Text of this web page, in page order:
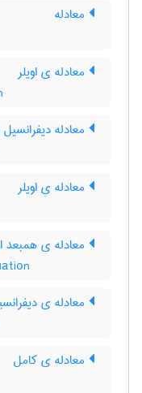
معادله
معادله ی اویلر
معادله دیفرانسیل
معادله ی اویلر
معادله ی همبعد
معادله ی
معادله ی کامل